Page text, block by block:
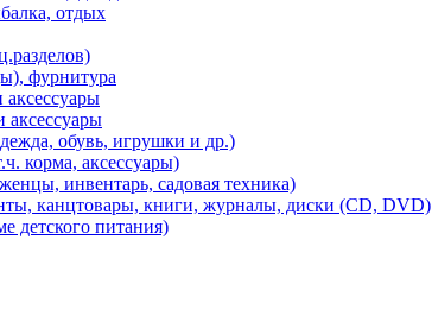
отдых
фурнитура
аксессуары
аксессуары
обувь, игрушки и др.)
корма, аксессуары)
инвентарь, садовая техника)
канцтовары, книги, журналы, диски (CD, DVD)
детского питания)